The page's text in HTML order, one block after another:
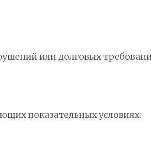
или долговых
показательных условиях: